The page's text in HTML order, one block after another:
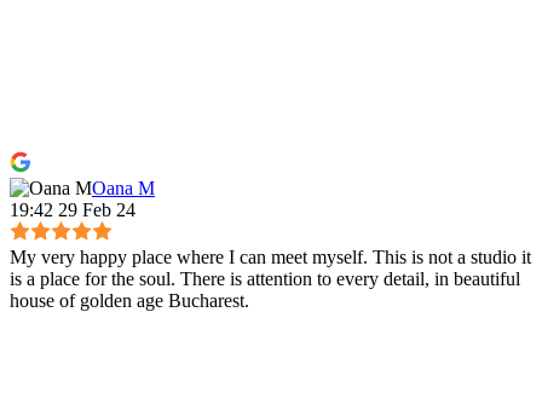
Oana M
19:42 29 Feb 24
My very happy place where I can meet myself. This is not a studio it
is a place for the soul. There is attention to every detail, in beautiful
house of golden age Bucharest.